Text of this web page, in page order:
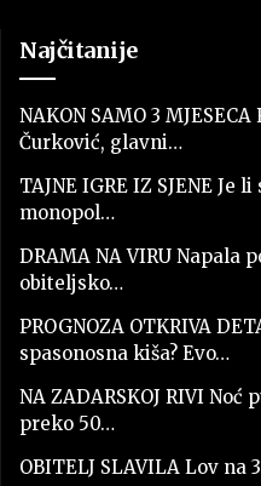
Najčitanije
NAKON SAMO 3
Čurković, glavni…
TAJNE IGRE IZ SJENE
monopol…
DRAMA NA VIRU Napala
obiteljsko…
PROGNOZA OTKRIVA
spasonosna kiša? Evo…
NA ZADARSKOJ RIVI
preko 50…
OBITELJ SLAVILA Lov